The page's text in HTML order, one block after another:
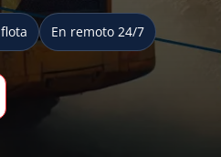
En remoto 24/7